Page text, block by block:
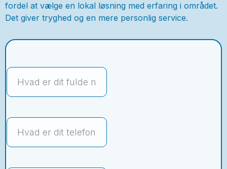
fordel at vælge en lokal løsning med erfaring i området.
Det giver tryghed og en mere personlig service.